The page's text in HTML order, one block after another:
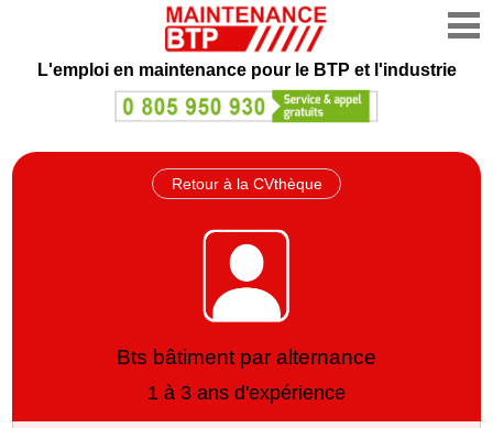
L'emploi en maintenance pour le BTP et l'industrie
Retour à la CVthèque
Bts bâtiment par alternance
1 à 3 ans d'expérience